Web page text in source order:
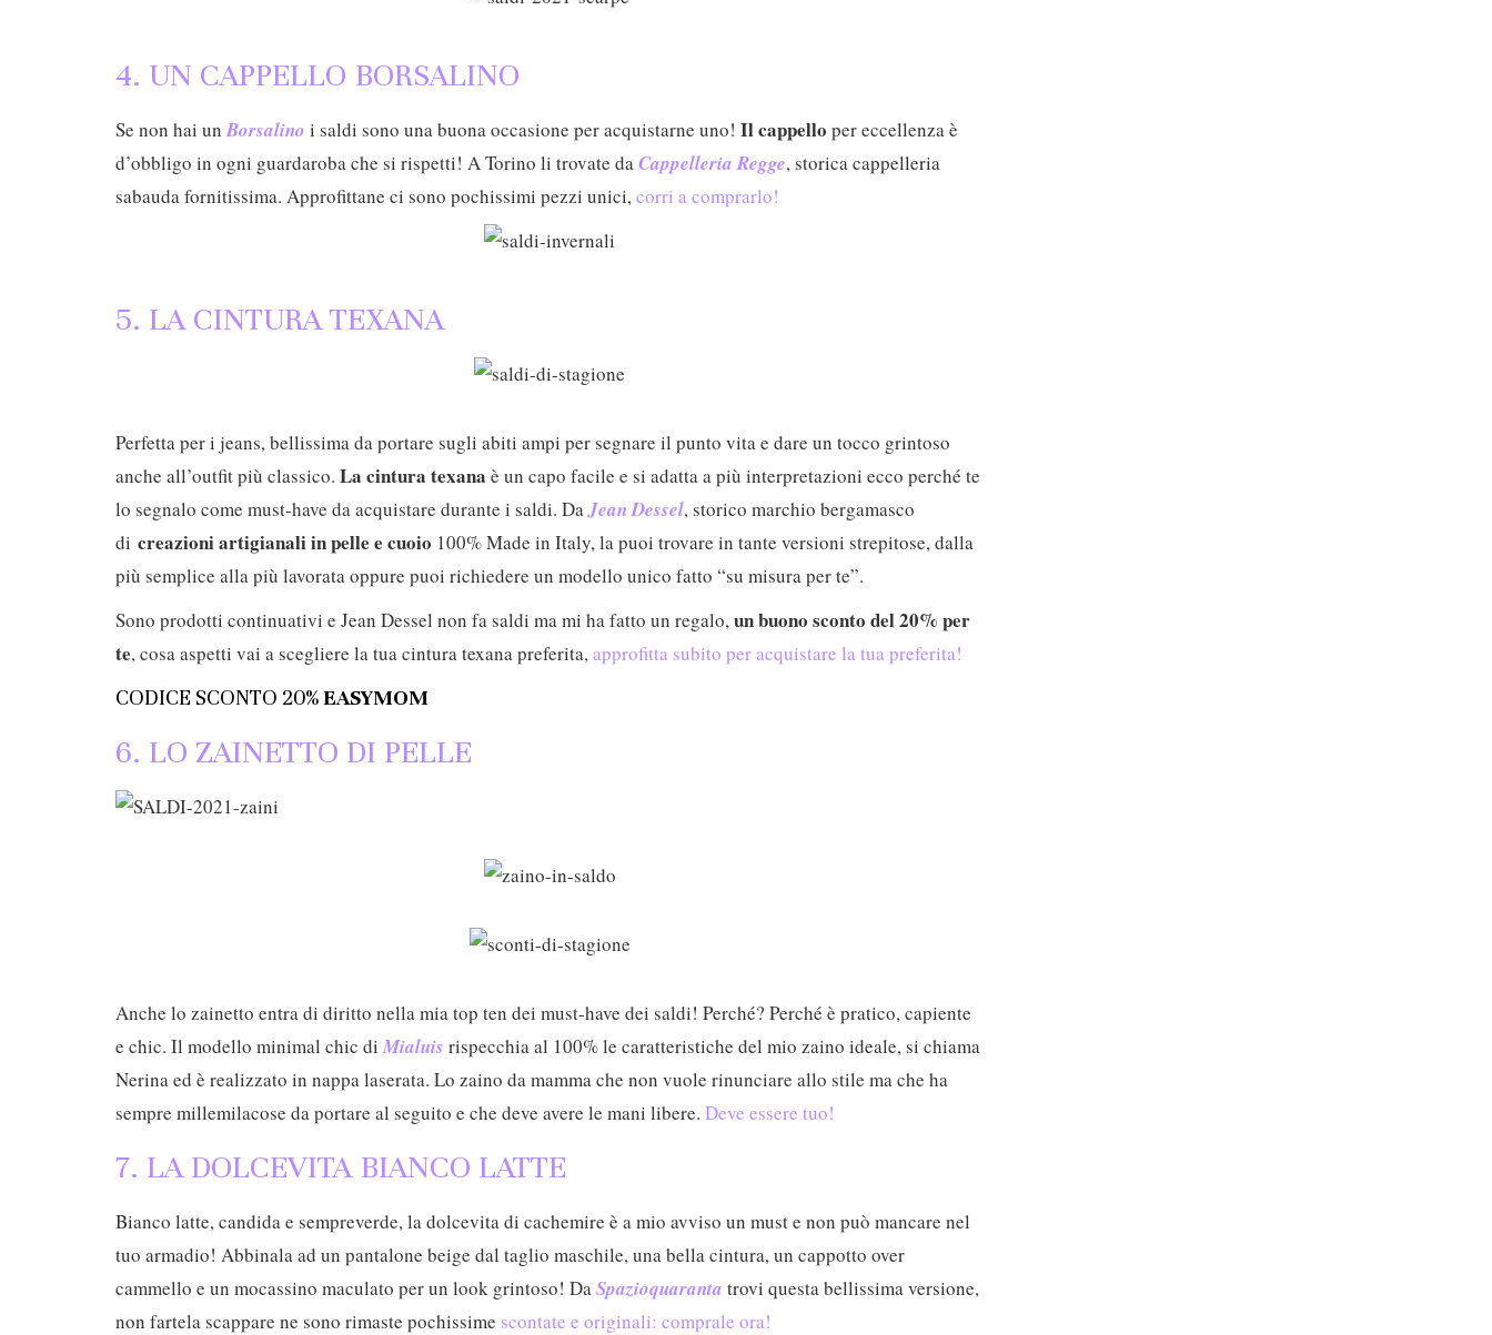
4. UN CAPPELLO BORSALINO
Se non hai unBorsalino i saldi sono una buona occasione per acquistarne uno! Il cappello per eccellenza è
d’obbligo in ogni guardaroba che si rispetti! A Torino li trovate daCappelleriaRegge, storica cappelleria
sabauda fornitissima. Approfittane ci sono pochissimi pezzi unici,corri a comprarlo!
5. LA CINTURA TEXANA
Perfetta per i jeans, bellissima da portare sugli abiti ampi per segnare il punto vita e dare un tocco grintoso
anche all’outfit più classico. La cintura texana è un capo facile e si adatta a più interpretazioni ecco perché te
lo segnalo come must-have da acquistare durante i saldi. DaJean Dessel, storico marchio bergamasco
di creazioni artigianali in pelle e cuoio 100% Made in Italy, la puoi trovare in tante versioni strepitose, dalla
più semplice alla più lavorata oppure puoi richiedere un modello unico fatto “su misura per te”.
Sono prodotti continuativi e Jean Dessel non fa saldi ma mi ha fatto un regalo,un buono sconto del 20% per
te, cosa aspetti vai a scegliere la tua cintura texana preferita,approfitta subito per acquistare la tua preferita!
CODICE SCONTO 20% EASYMOM
6. LO ZAINETTO DI PELLE
Anche lo zainetto entra di diritto nella mia top ten dei must-have dei saldi! Perché? Perché è pratico, capiente
e chic. Il modello minimal chic diMialuis rispecchia al 100% le caratteristiche del mio zaino ideale, si chiama
Nerina ed è realizzato in nappa laserata. Lo zaino da mamma che non vuole rinunciare allo stile ma che ha
sempre millemilacose da portare al seguito e che deve avere le mani libere. Deve essere tuo!
7. LA DOLCEVITA BIANCO LATTE
Bianco latte, candida e sempreverde, la dolcevita di cachemire è a mio avviso un must e non può mancare nel
tuo armadio! Abbinala ad un pantalone beige dal taglio maschile, una bella cintura, un cappotto over
cammello e un mocassino maculato per un look grintoso! DaSpazioquaranta trovi questa bellissima versione,
non fartela scappare ne sono rimaste pochissime scontate e originali: comprale ora!